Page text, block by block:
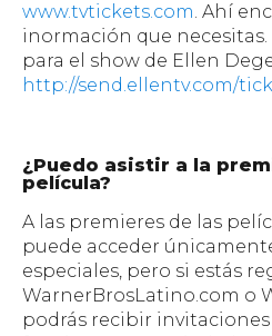
HBO Max
www.tvtickets.com. Ahí
inormación que
para el show de Ellen
http://send.ellentv.com/
¿Puedo asistir a la
película?
A las premieres de las
puede acceder
especiales, pero si estás
WarnerBrosLatino.com o
podrás recibir